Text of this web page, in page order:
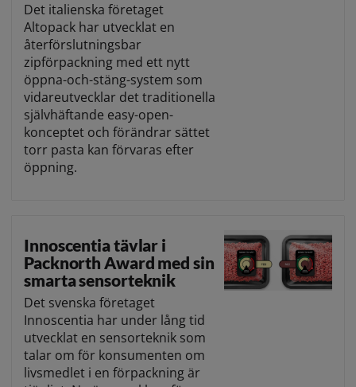
Det italienska företaget
Altopack har utvecklat en
återförslutningsbar
zipförpackning med ett nytt
öppna-och-stäng-system som
vidareutvecklar det traditionella
självhäftande easy-open-
konceptet och förändrar sättet
torr pasta kan förvaras efter
öppning.
Innoscentia tävlar i
Packnorth Award med sin
smarta sensorteknik
Det svenska företaget
Innoscentia har under lång tid
utvecklat en sensorteknik som
talar om för konsumenten om
livsmedlet i en förpackning är